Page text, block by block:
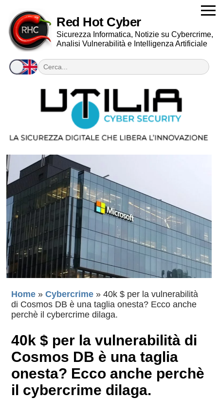
Red Hot Cyber
Sicurezza Informatica, Notizie su Cybercrime,
Analisi Vulnerabilità e Intelligenza Artificiale
Home » Cybercrime » 40k $ per la vulnerabilità
di Cosmos DB è una taglia onesta? Ecco anche
perchè il cybercrime dilaga.
40k $ per la vulnerabilità di
Cosmos DB è una taglia
onesta? Ecco anche perchè
il cybercrime dilaga.